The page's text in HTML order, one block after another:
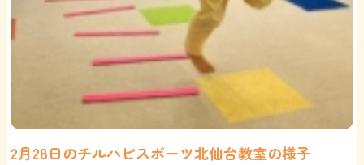
2月28日のチルハピスポーツ北仙台教室の様子